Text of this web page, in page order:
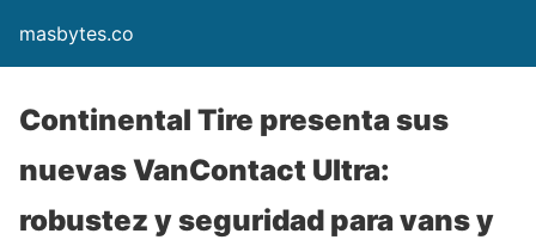
masbytes.co
Continental Tire presenta sus
nuevas VanContact Ultra:
robustez y seguridad para vans y